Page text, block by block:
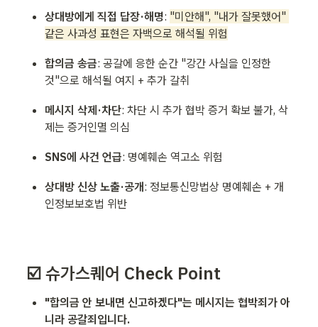
상대방에게 직접 답장·해명: "미안해", "내가 잘못했어"
같은 사과성 표현은 자백으로 해석될 위험
합의금 송금: 공갈에 응한 순간 "강간 사실을 인정한
것"으로 해석될 여지 + 추가 갈취
메시지 삭제·차단: 차단 시 추가 협박 증거 확보 불가, 삭
제는 증거인멸 의심
SNS에 사건 언급: 명예훼손 역고소 위험
상대방 신상 노출·공개: 정보통신망법상 명예훼손 + 개
인정보보호법 위반
☑️ 슈가스퀘어 Check Point
"합의금 안 보내면 신고하겠다"는 메시지는 협박죄가 아
니라 공갈죄입니다.